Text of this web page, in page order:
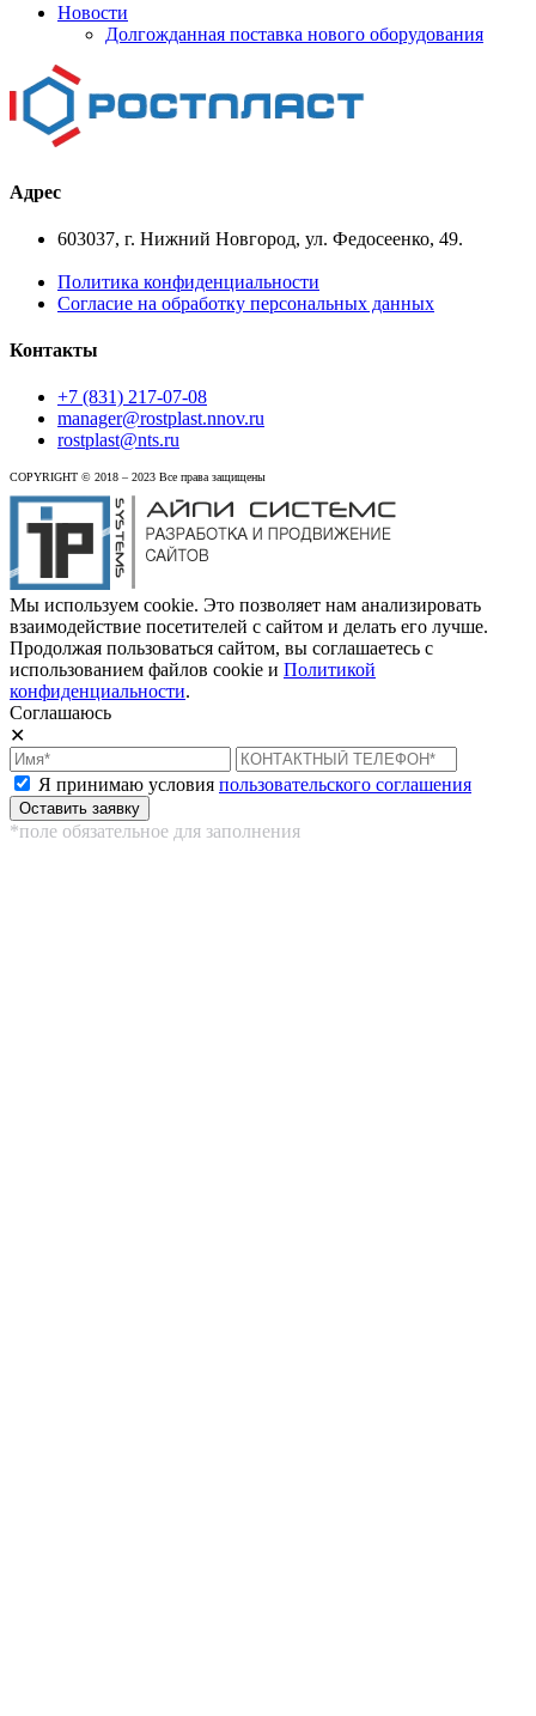
Новости
Долгожданная поставка нового оборудования
Адрес
603037, г. Нижний Новгород, ул. Федосеенко, 49.
Политика конфиденциальности
Cогласие на обработку персональных данных
Контакты
+7 (831) 217-07-08
manager@rostplast.nnov.ru
rostplast@nts.ru
COPYRIGHT © 2018 – 2023 Все права защищены
Мы используем cookie. Это позволяет нам анализировать
взаимодействие посетителей с сайтом и делать его лучше.
Продолжая пользоваться сайтом, вы соглашаетесь с
использованием файлов cookie и Политикой
конфиденциальности.
Соглашаюсь
✕
Я принимаю условия пользовательского соглашения
*поле обязательное для заполнения